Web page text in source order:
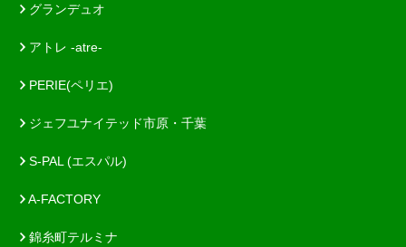
グランデュオ
アトレ -atre-
PERIE(ペリエ)
ジェフユナイテッド市原・千葉
S-PAL (エスパル)
A-FACTORY
錦糸町テルミナ